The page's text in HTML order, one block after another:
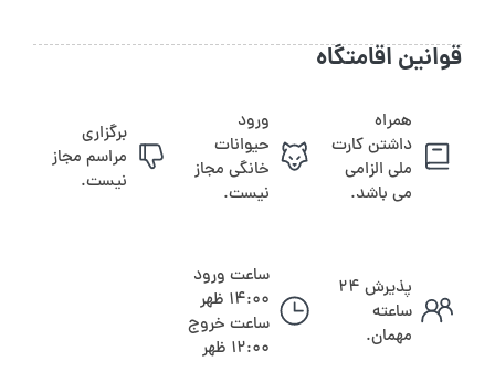
قوانین اقامتگاه
همراه
داشتن کارت
ملی الزامی
می باشد.
ورود
حیوانات
خانگی مجاز
نیست.
برگزاری
مراسم مجاز
نیست.
پذیرش ۲۴
ساعته
مهمان.
ساعت ورود
14:00 ظهر
ساعت خروج
12:00 ظهر